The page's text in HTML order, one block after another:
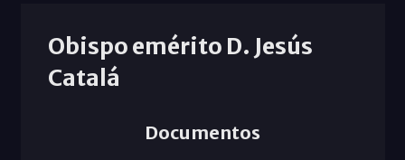
Obispo emérito D. Jesús
Catalá
Documentos